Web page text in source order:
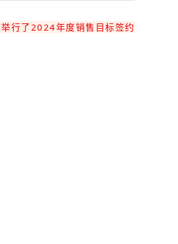
行了2024年度销售目标签约